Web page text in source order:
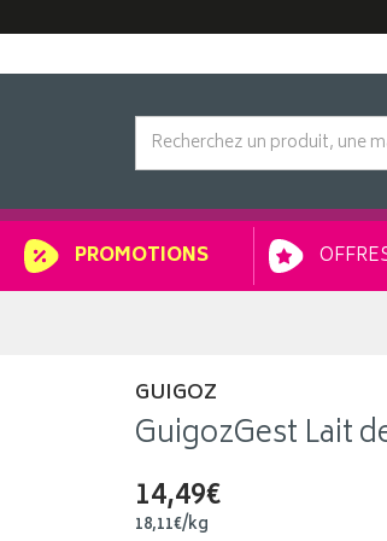
PROMOTIONS
GUIGOZ
GuigozGest Lait
14,49€
18,11€/kg